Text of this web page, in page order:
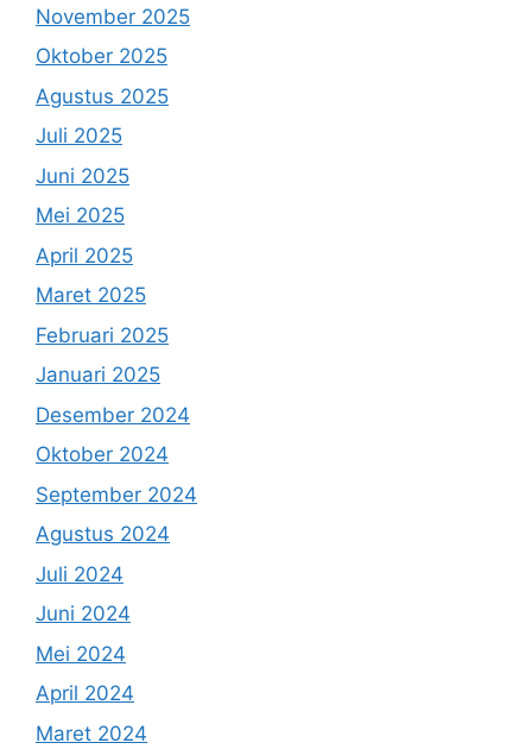
November 2025
Oktober 2025
Agustus 2025
Juli 2025
Juni 2025
Mei 2025
April 2025
Maret 2025
Februari 2025
Januari 2025
Desember 2024
Oktober 2024
September 2024
Agustus 2024
Juli 2024
Juni 2024
Mei 2024
April 2024
Maret 2024